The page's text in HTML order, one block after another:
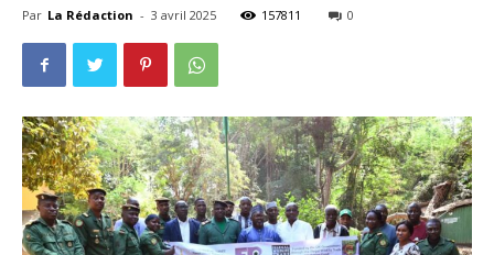
Par La Rédaction - 3 avril 2025 157811 0